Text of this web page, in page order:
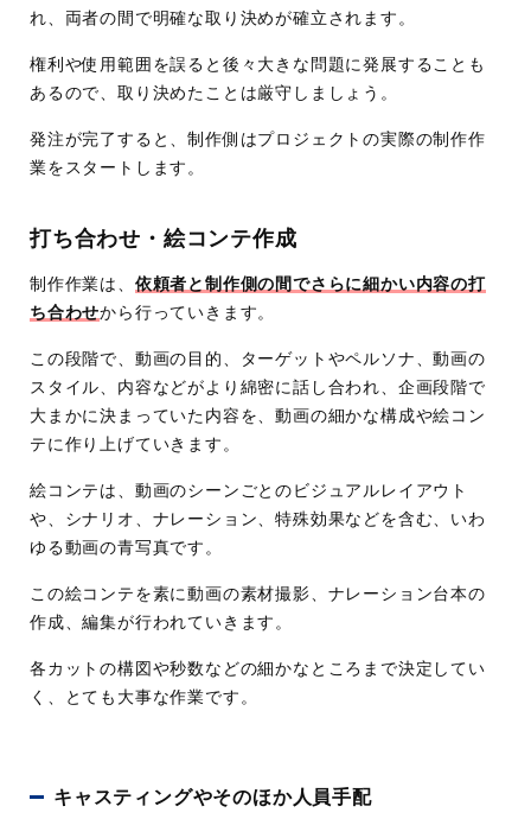
れ、両者の間で明確な取り決めが確立されます。
権利や使用範囲を誤ると後々大きな問題に発展することも
あるので、取り決めたことは厳守しましょう。
発注が完了すると、制作側はプロジェクトの実際の制作作
業をスタートします。
打ち合わせ・絵コンテ作成
制作作業は、 依頼者と制作側の間でさらに細かい内容の打
ち合わせから行っていきます。
この段階で、動画の目的、ターゲットやペルソナ、動画の
スタイル、内容などがより綿密に話し合われ、企画段階で
大まかに決まっていた内容を、動画の細かな構成や絵コン
テに作り上げていきます。
絵コンテは、動画のシーンごとのビジュアルレイアウト
や、シナリオ、ナレーション、特殊効果などを含む、いわ
ゆる動画の青写真です。
この絵コンテを素に動画の素材撮影、ナレーション台本の
作成、編集が行われていきます。
各カットの構図や秒数などの細かなところまで決定してい
く、とても大事な作業です。
キャスティングやそのほか人員手配